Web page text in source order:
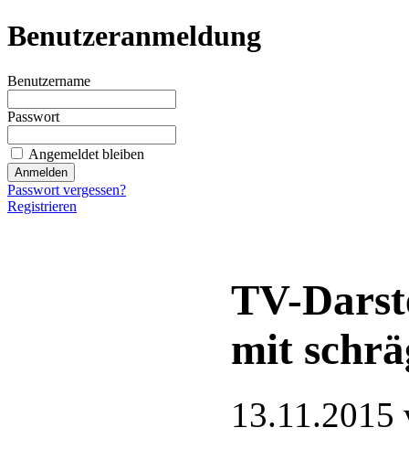
Benutzeranmeldung
Benutzername
Passwort
Angemeldet bleiben
Passwort vergessen?
Registrieren
TV-
mit
13.11.2015